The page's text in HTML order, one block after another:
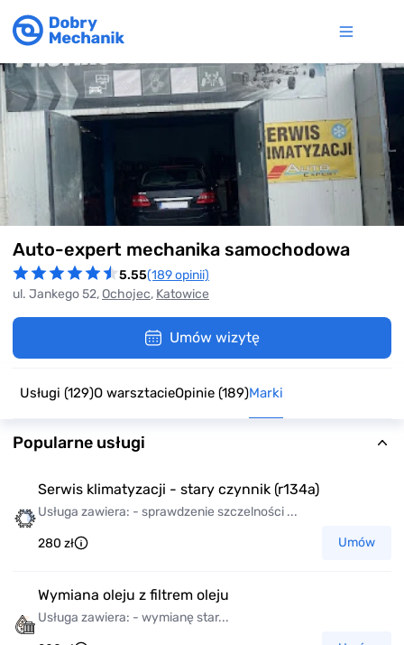
Auto-expert mechanika samochodowa
5.55(189 opinii)
ul. Jankego 52, Ochojec, Katowice
Umów wizytę
Usługi (129)O warsztacieOpinie (189)Marki
Popularne usługi
Serwis klimatyzacji - stary czynnik (r134a)
Usługa zawiera: - sprawdzenie szczelności ...
280 zł Umów
Wymiana oleju z filtrem oleju
Usługa zawiera: - wymianę star...